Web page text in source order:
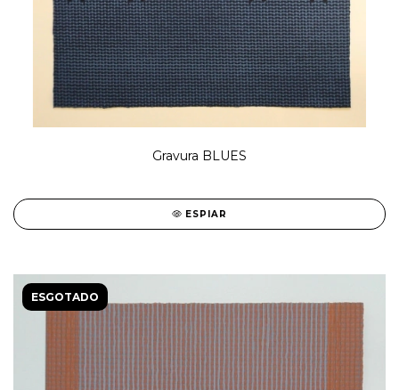
Gravura BLUES
ESPIAR
ESGOTADO